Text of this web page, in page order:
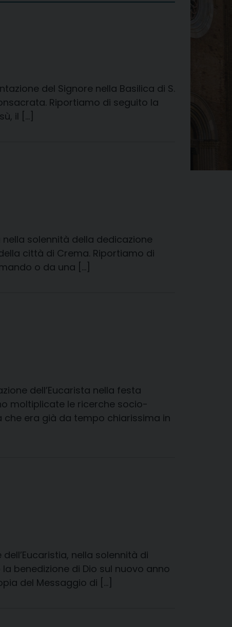
del Signore nella Basilica di S.
Riportiamo di seguito la
il […]
solennità della dedicazione
città di Crema. Riportiamo di
o da una […]
dell’Eucarista nella festa
moltiplicate le ricerche socio-
era già da tempo chiarissima in
nella solennità di
benedizione di Dio sul nuovo anno
del Messaggio di […]